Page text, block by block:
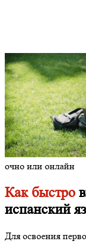
очно или онлайн
Как быстро
испанский
Для освоения